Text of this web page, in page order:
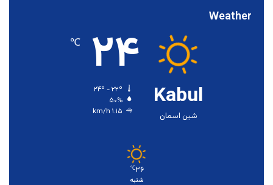
Weather
Kabul
شین اسمان
۲۴ ℃
۵۰%
۱.۱۵ km/h
۲۶℃
شنبه